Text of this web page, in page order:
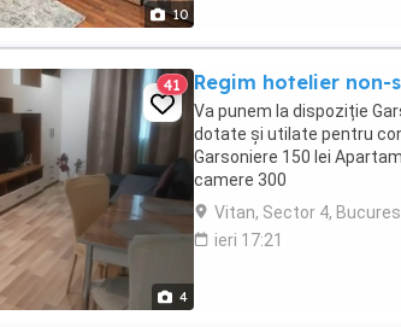
10
4
41 Regim hotelier non-
Va punem la dispoziție
dotate și utilate pentru
Garsoniere 150 lei
camere 300
Vitan, Sector 4,
ieri 17:21